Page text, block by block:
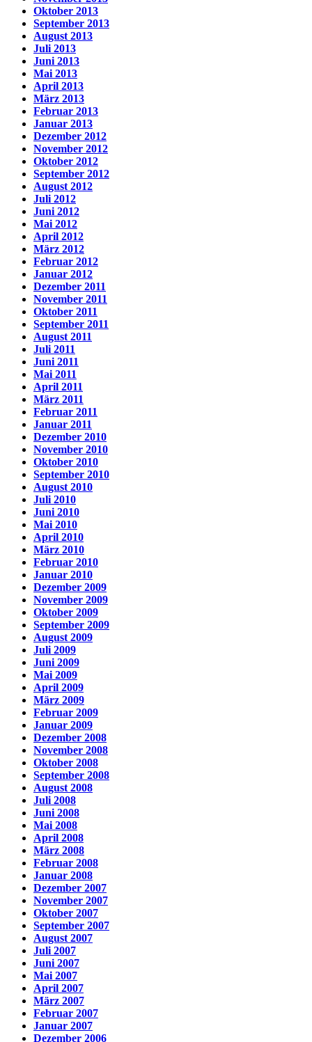
Oktober 2013
September 2013
August 2013
Juli 2013
Juni 2013
Mai 2013
April 2013
März 2013
Februar 2013
Januar 2013
Dezember 2012
November 2012
Oktober 2012
September 2012
August 2012
Juli 2012
Juni 2012
Mai 2012
April 2012
März 2012
Februar 2012
Januar 2012
Dezember 2011
November 2011
Oktober 2011
September 2011
August 2011
Juli 2011
Juni 2011
Mai 2011
April 2011
März 2011
Februar 2011
Januar 2011
Dezember 2010
November 2010
Oktober 2010
September 2010
August 2010
Juli 2010
Juni 2010
Mai 2010
April 2010
März 2010
Februar 2010
Januar 2010
Dezember 2009
November 2009
Oktober 2009
September 2009
August 2009
Juli 2009
Juni 2009
Mai 2009
April 2009
März 2009
Februar 2009
Januar 2009
Dezember 2008
November 2008
Oktober 2008
September 2008
August 2008
Juli 2008
Juni 2008
Mai 2008
April 2008
März 2008
Februar 2008
Januar 2008
Dezember 2007
November 2007
Oktober 2007
September 2007
August 2007
Juli 2007
Juni 2007
Mai 2007
April 2007
März 2007
Februar 2007
Januar 2007
Dezember 2006